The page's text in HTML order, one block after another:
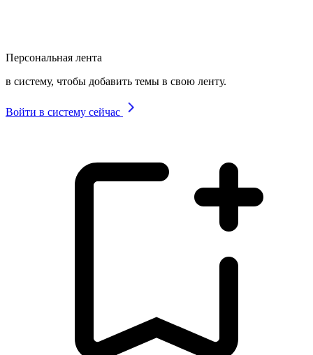
Персональная лента
в систему, чтобы добавить темы в свою ленту.
Войти в систему сейчас